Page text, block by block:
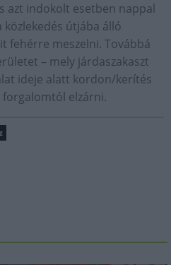
azt indokolt esetben nappal
útjába álló
fehérre meszelni. Továbbá
– mely járdaszakaszt
ideje alatt kordon/kerítés
forgalomtól elzárni.